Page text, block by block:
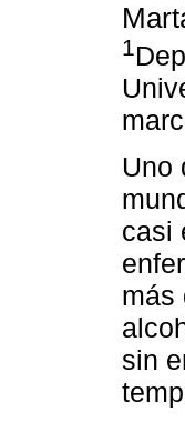
1
Uno
casi
más
sin